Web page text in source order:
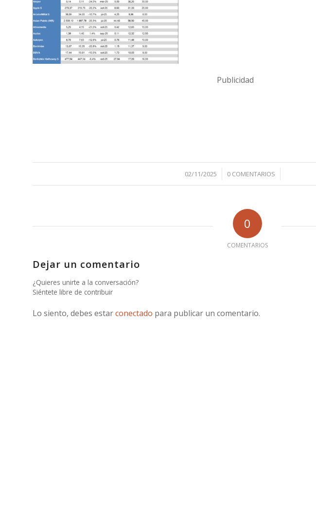
Publicidad
02/11/2025
/ 0 COMENTARIOS
/
0
COMENTARIOS
Dejar un comentario
¿Quieres unirte a la conversación?
Siéntete libre de contribuir
Lo siento, debes estarconectado para publicar un comentario.